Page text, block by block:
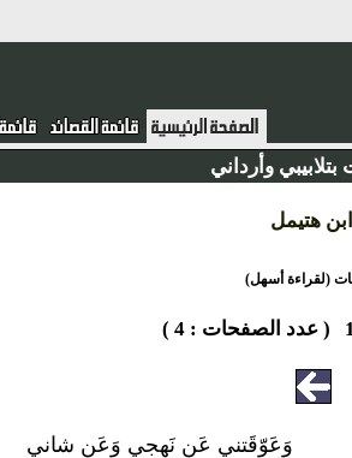
وأرداني
ابن هتيمل
(لقراءة أسهل)
( عدد الصفحات : 4 )
وَعَوّقَتني عَن نَهجي وَعَن شاني